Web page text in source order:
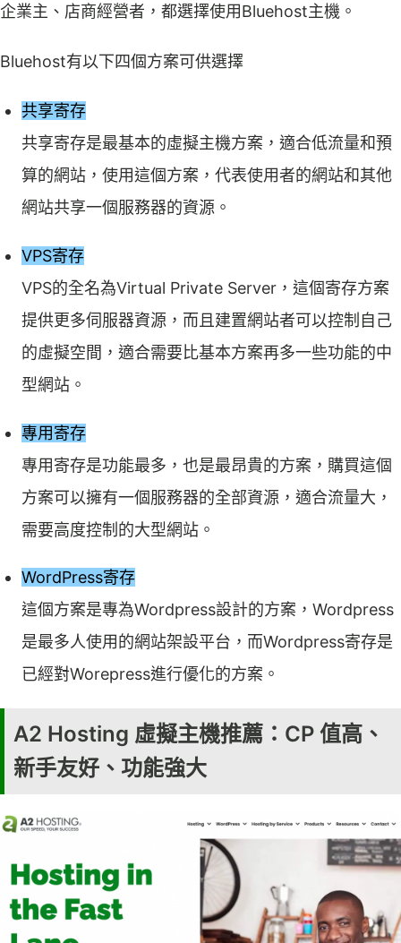
企業主、店商經營者，都選擇使用Bluehost主機。
Bluehost有以下四個方案可供選擇
共享寄存
共享寄存是最基本的虛擬主機方案，適合低流量和預
算的網站，使用這個方案，代表使用者的網站和其他
網站共享一個服務器的資源。
VPS寄存
VPS的全名為Virtual Private Server，這個寄存方案
提供更多伺服器資源，而且建置網站者可以控制自己
的虛擬空間，適合需要比基本方案再多一些功能的中
型網站。
專用寄存
專用寄存是功能最多，也是最昂貴的方案，購買這個
方案可以擁有一個服務器的全部資源，適合流量大，
需要高度控制的大型網站。
WordPress寄存
這個方案是專為Wordpress設計的方案，Wordpress
是最多人使用的網站架設平台，而Wordpress寄存是
已經對Worepress進行優化的方案。
A2 Hosting 虛擬主機推薦：CP 值高、
新手友好、功能強大